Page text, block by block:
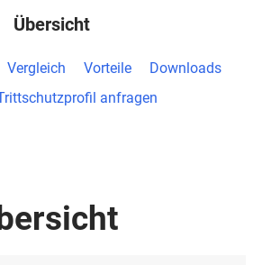
Übersicht
Vergleich Vorteile
Downloads
anfragen